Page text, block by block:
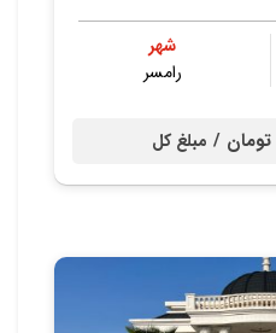
شهر
رامسر
مبلغ کل